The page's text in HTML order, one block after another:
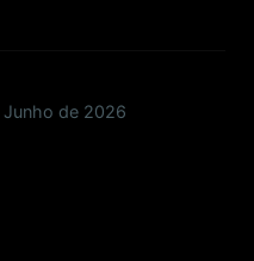
Junho de 2026